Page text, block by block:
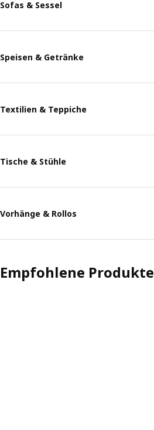
Sofas & Sessel
Speisen & Getränke
Textilien & Teppiche
Tische & Stühle
Vorhänge & Rollos
Empfohlene Produkte